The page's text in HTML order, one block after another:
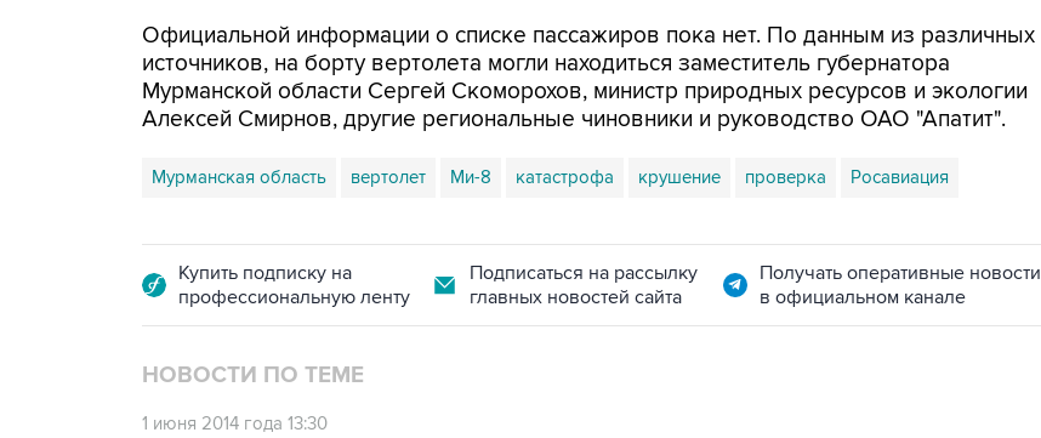
Официальной информации о списке пассажиров пока нет. По данным из различных
источников, на борту вертолета могли находиться заместитель губернатора
Мурманской области Сергей Скоморохов, министр природных ресурсов и экологии
Алексей Смирнов, другие региональные чиновники и руководство ОАО "Апатит".
Мурманская область вертолет Ми-8 катастрофа крушение проверка Росавиация
Купить подписку на
профессиональную ленту
Подписаться на рассылку
главных новостей сайта
Получать оперативные новости
в официальном канале
НОВОСТИ ПО ТЕМЕ
1 июня 2014 года 13:30